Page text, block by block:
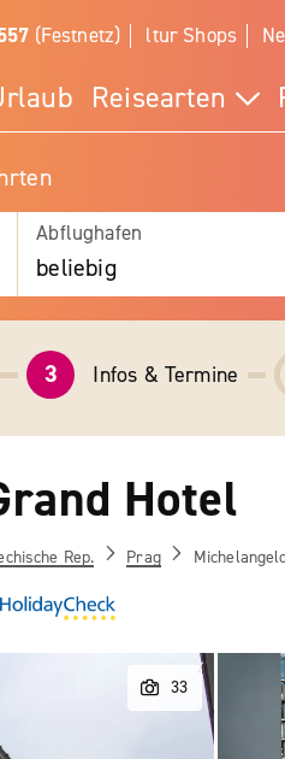
(Festnetz) ltur Shops
Reisearten
Abflughafen
beliebig
3 Infos & Termine
Hotel
Rep. Prag